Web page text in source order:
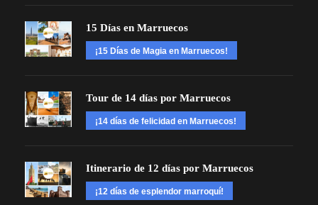
15 Días en Marruecos
¡15 Días de Magia en Marruecos!
Tour de 14 días por Marruecos
¡14 días de felicidad en Marruecos!
Itinerario de 12 días por Marruecos
¡12 días de esplendor marroquí!